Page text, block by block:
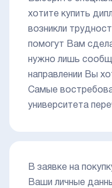
хотите купить
возникли
помогут Вам
нужно лишь
направлении Вы
Самые
университета
В заявке на
Ваши личные